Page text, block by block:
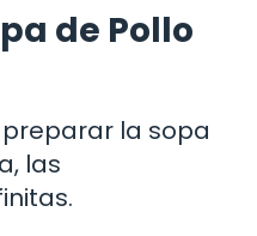
de Pollo
la sopa
las